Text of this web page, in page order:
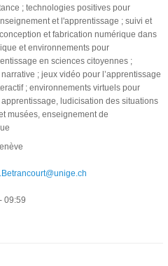
; technologies positives pour
et l'apprentissage ; suivi et
et fabrication numérique dans
et environnements pour
en sciences citoyennes ;
; jeux vidéo pour l’apprentissage
; environnements virtuels pour
ludicisation des situations
musées, enseignement de
09:59